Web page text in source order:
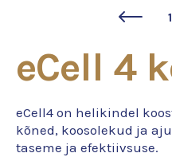
1
eCell 4
eCell4 on helikindel
kõned, koosolekud ja
taseme ja efektiivsuse.